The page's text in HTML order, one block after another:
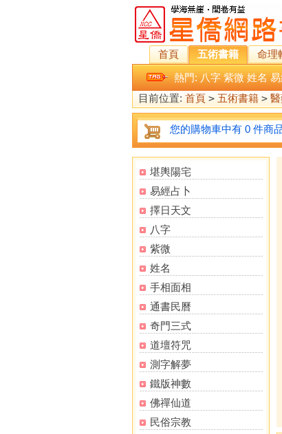
首頁 五術書籍 命理
熱門: 八字 紫微 姓名
目前位置: 首頁 > 五術書籍 >
您的購物車中有 0 件商
堪輿陽宅
易經占卜
擇日天文
八字
紫微
姓名
手相面相
通書民曆
奇門三式
道壇符咒
測字解夢
鐵版神數
佛禪仙道
民俗宗教